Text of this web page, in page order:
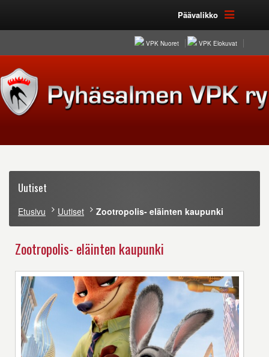
Päävalikko
VPK Nuoret VPK Elokuvat
Uutiset
Etusivu Uutiset Zootropolis- eläinten kaupunki
Zootropolis- eläinten kaupunki